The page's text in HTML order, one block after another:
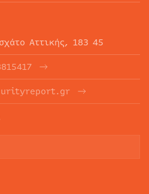
Αττικής, 183 45